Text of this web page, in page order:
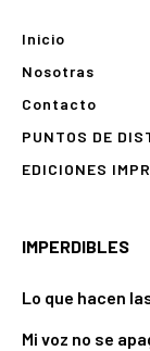
Inicio
Nosotras
Contacto
PUNTOS DE
EDICIONES
IMPERDIBLES
Lo que hacen
Mi voz no se